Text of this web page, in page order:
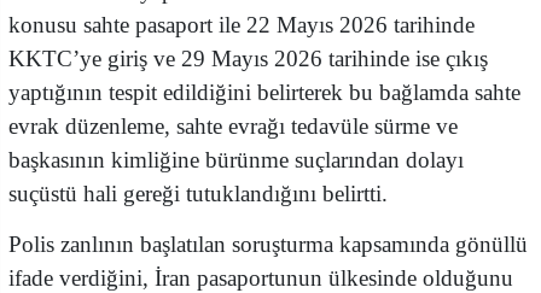
konusu sahte pasaport ile 22 Mayıs 2026 tarihinde
KKTC’ye giriş ve 29 Mayıs 2026 tarihinde ise çıkış
yaptığının tespit edildiğini belirterek bu bağlamda sahte
evrak düzenleme, sahte evrağı tedavüle sürme ve
başkasının kimliğine bürünme suçlarından dolayı
suçüstü hali gereği tutuklandığını belirtti.
Polis zanlının başlatılan soruşturma kapsamında gönüllü
ifade verdiğini, İran pasaportunun ülkesinde olduğunu